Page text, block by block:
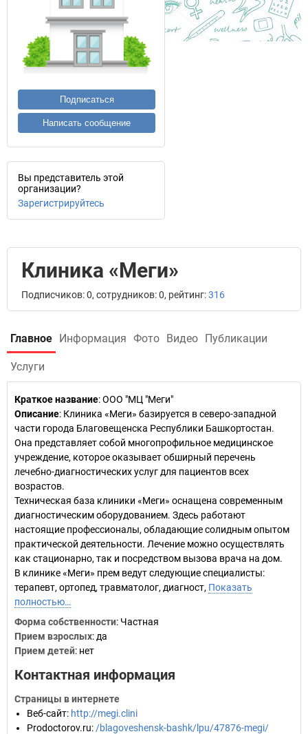
Подписаться
Написать сообщение
Вы представитель этой
организации?
Зарегистрируйтесь
Клиника «Меги»
Подписчиков: 0, сотрудников: 0, рейтинг:316
Главное Информация Фото Видео Публикации
Услуги
Краткое название:ООО "МЦ "Меги"
Описание: Клиника «Меги» базируется в северо-западной
части города Благовещенска Республики Башкортостан.
Она представляет собой многопрофильное медицинское
учреждение, которое оказывает обширный перечень
лечебно-диагностических услуг для пациентов всех
возрастов.
Техническая база клиники «Меги» оснащена современным
диагностическим оборудованием. Здесь работают
настоящие профессионалы, обладающие солидным опытом
практической деятельности. Лечение можно осуществлять
как стационарно, так и посредством вызова врача на дом.
В клинике «Меги» прем ведут следующие специалисты:
терапевт, ортопед, травматолог, диагност, Показать
полностью…
Форма собственности: Частная
Прием взрослых: да
Прием детей: нет
Контактная информация
Страницы в интернете
Веб-сайт: http://megi.clini
Prodoctorov.ru: /blagoveshensk-bashk/lpu/47876-megi/